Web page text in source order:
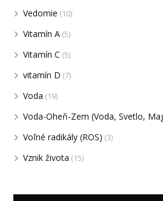
Vedomie (10)
Vitamín A (5)
Vitamín C (5)
vitamín D (7)
Voda (19)
Voda-Oheň-Zem (Voda, Svetlo,
Voľné radikály (ROS) (3)
Vznik života (15)